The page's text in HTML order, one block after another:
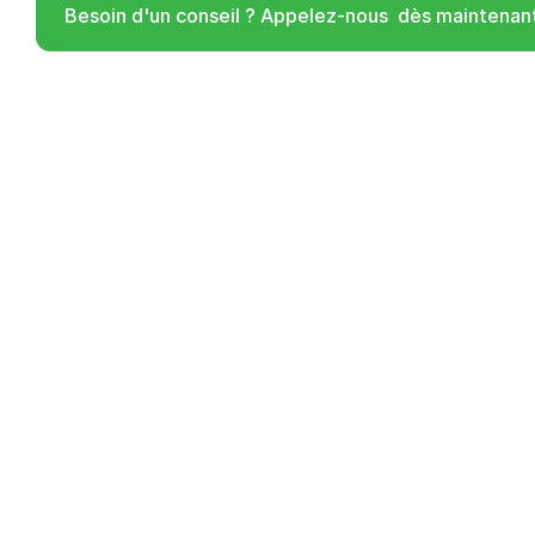
Besoin d'un conseil ? Appelez-nous  dès